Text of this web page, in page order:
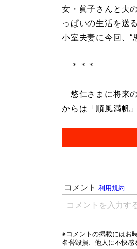
女・眞子さんと夫
っぱいの生活を送
小室夫妻に今回、“
＊＊＊
悠仁さまに将来
からは「順風満帆